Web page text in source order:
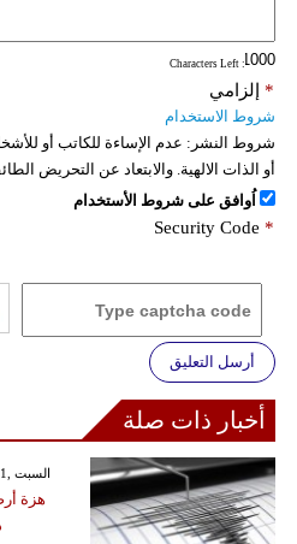
: Characters Left
إلزامي *
شروط الاستخدام
شروط النشر: عدم الإساءة للكاتب أو
أو الذات الالهية. والابتعاد عن التحريض
اُوافق على شروط الأستخدام
Security Code *
أرسل التعليق
أخبار ذات صلة
GMT 10:03 2026 السبت ,31 كانون الثاني / يناير